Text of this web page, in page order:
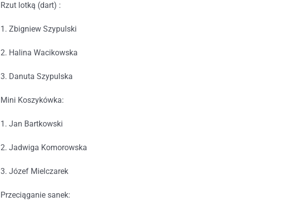
Rzut lotką (dart) :
1. Zbigniew Szypulski
2. Halina Wacikowska
3. Danuta Szypulska
Mini Koszykówka:
1. Jan Bartkowski
2. Jadwiga Komorowska
3. Józef Mielczarek
Przeciąganie sanek: